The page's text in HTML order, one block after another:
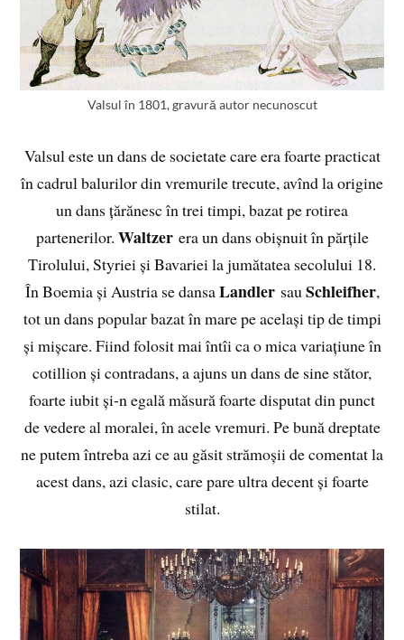
Valsul în 1801, gravură autor necunoscut
Valsul este un dans de societate care era foarte practicat
în cadrul balurilor din vremurile trecute, avînd la origine
un dans țărănesc în trei timpi, bazat pe rotirea
partenerilor. Waltzer era un dans obișnuit în părțile
Tirolului, Styriei și Bavariei la jumătatea secolului 18.
În Boemia și Austria se dansaLandler sauSchleifher,
tot un dans popular bazat în mare pe același tip de timpi
și mișcare. Fiind folosit mai întîi ca o mica variațiune în
cotillion și contradans, a ajuns un dans de sine stător,
foarte iubit și-n egală măsură foarte disputat din punct
de vedere al moralei, în acele vremuri. Pe bună dreptate
ne putem întreba azi ce au găsit strămoșii de comentat la
acest dans, azi clasic, care pare ultra decent și foarte
stilat.